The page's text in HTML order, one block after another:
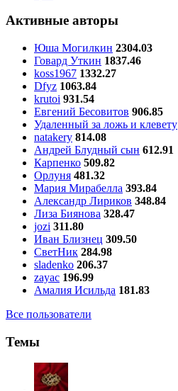
Активные авторы
Юша Могилкин 2304.03
Говард Уткин 1837.46
koss1967 1332.27
Dfyz 1063.84
krutoi 931.54
Евгений Бесовитов 906.85
Удаленный за ложь и клевету
natakery 814.08
Андрей Блудный сын 612.91
Карпенко 509.82
Орлуня 481.32
Мария Мирабелла 393.84
Александр Лириков 348.84
Лиза Биянова 328.47
jozi 311.80
Иван Близнец 309.50
СветНик 284.98
sladenko 206.37
zayac 196.99
Амалия Исильда 181.83
Все пользователи
Темы